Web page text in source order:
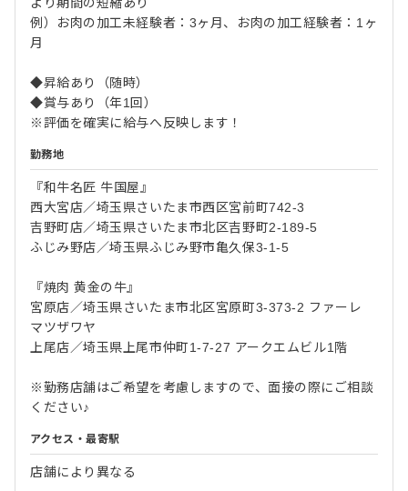
例）お肉の加工未経験者：3ヶ月、お肉の加工経験者：1ヶ
月
◆昇給あり（随時）
◆賞与あり（年1回）
※評価を確実に給与へ反映します！
勤務地
『和牛名匠 牛国屋』
西大宮店／埼玉県さいたま市西区宮前町742-3
吉野町店／埼玉県さいたま市北区吉野町2-189-5
ふじみ野店／埼玉県ふじみ野市亀久保3-1-5
『焼肉 黄金の牛』
宮原店／埼玉県さいたま市北区宮原町3-373-2 ファーレ
マツザワヤ
上尾店／埼玉県上尾市仲町1-7-27 アークエムビル1階
※勤務店舗はご希望を考慮しますので、面接の際にご相談
ください♪
アクセス・最寄駅
店舗により異なる